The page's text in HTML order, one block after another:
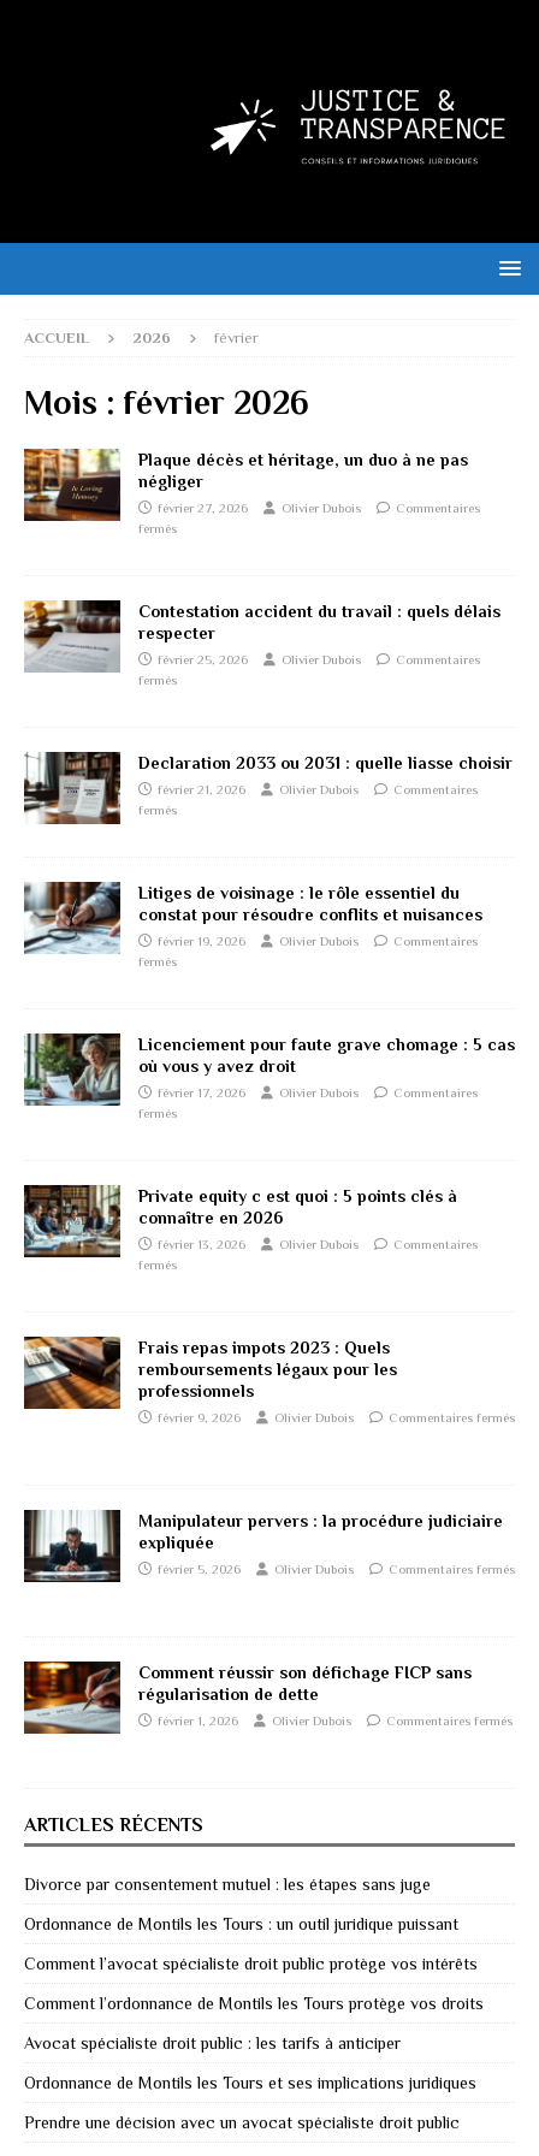
ACCUEIL 2026 février
Mois : février 2026
Plaque décès et héritage, un duo à ne pas
négliger
février 27, 2026 Olivier Dubois
Commentaires
fermés
Contestation accident du travail : quels délais
respecter
février 25, 2026 Olivier Dubois
Commentaires
fermés
Declaration 2033 ou 2031 : quelle liasse choisir
février 21, 2026 Olivier Dubois
Commentaires
fermés
Litiges de voisinage : le rôle essentiel du
constat pour résoudre conflits et nuisances
février 19, 2026 Olivier Dubois
Commentaires
fermés
Licenciement pour faute grave chomage : 5 cas
où vous y avez droit
février 17, 2026 Olivier Dubois
Commentaires
fermés
Private equity c est quoi : 5 points clés à
connaître en 2026
février 13, 2026 Olivier Dubois
Commentaires
fermés
Frais repas impots 2023 : Quels
remboursements légaux pour les
professionnels
février 9, 2026 Olivier Dubois Commentaires fermés
Manipulateur pervers : la procédure judiciaire
expliquée
février 5, 2026 Olivier Dubois Commentaires fermés
Comment réussir son défichage FICP sans
régularisation de dette
février 1, 2026 Olivier Dubois Commentaires fermés
ARTICLES RÉCENTS
Divorce par consentement mutuel : les étapes sans juge
Ordonnance de Montils les Tours : un outil juridique puissant
Comment l’avocat spécialiste droit public protège vos intérêts
Comment l’ordonnance de Montils les Tours protège vos droits
Avocat spécialiste droit public : les tarifs à anticiper
Ordonnance de Montils les Tours et ses implications juridiques
Prendre une décision avec un avocat spécialiste droit public